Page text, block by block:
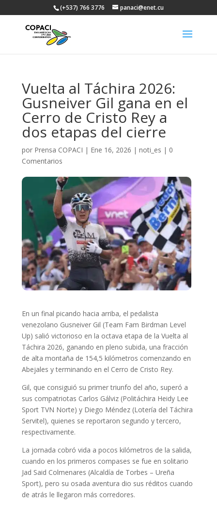
(+537) 766 3776 panaci@enet.cu
Vuelta al Táchira 2026:
Gusneiver Gil gana en el
Cerro de Cristo Rey a
dos etapas del cierre
por Prensa COPACI | Ene 16, 2026 | noti_es | 0
Comentarios
En un final picando hacia arriba, el pedalista
venezolano Gusneiver Gil (Team Fam Birdman Level
Up) salió victorioso en la octava etapa de la Vuelta al
Táchira 2026, ganando en pleno subida, una fracción
de alta montaña de 154,5 kilómetros comenzando en
Abejales y terminando en el Cerro de Cristo Rey.
Gil, que consiguió su primer triunfo del año, superó a
sus compatriotas Carlos Gálviz (Politáchira Heidy Lee
Sport TVN Norte) y Diego Méndez (Lotería del Táchira
Servitel), quienes se reportaron segundo y tercero,
respectivamente.
La jornada cobró vida a pocos kilómetros de la salida,
cuando en los primeros compases se fue en solitario
Jad Said Colmenares (Alcaldía de Torbes – Ureña
Sport), pero su osada aventura dio sus réditos cuando
de atrás le llegaron más corredores.